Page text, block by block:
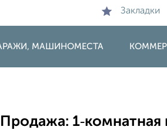
Закладки
МАШИНОМЕСТА
Продажа: 1‑комнатная